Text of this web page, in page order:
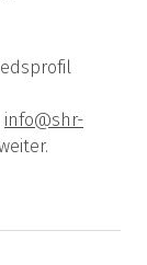
info@shr-